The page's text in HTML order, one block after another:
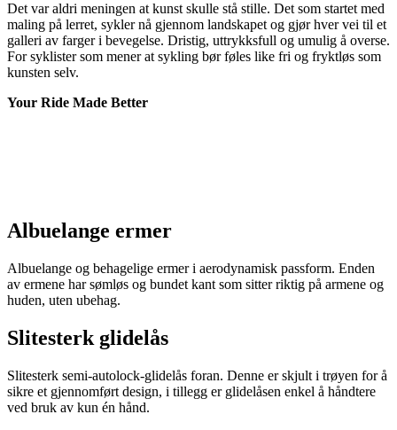
Det var aldri meningen at kunst skulle stå stille. Det som startet med
maling på lerret, sykler nå gjennom landskapet og gjør hver vei til et
galleri av farger i bevegelse. Dristig, uttrykksfull og umulig å overse.
For syklister som mener at sykling bør føles like fri og fryktløs som
kunsten selv.
Your Ride Made Better
Albuelange ermer
Albuelange og behagelige ermer i aerodynamisk passform. Enden
av ermene har sømløs og bundet kant som sitter riktig på armene og
huden, uten ubehag.
Slitesterk glidelås
Slitesterk semi-autolock-glidelås foran. Denne er skjult i trøyen for å
sikre et gjennomført design, i tillegg er glidelåsen enkel å håndtere
ved bruk av kun én hånd.